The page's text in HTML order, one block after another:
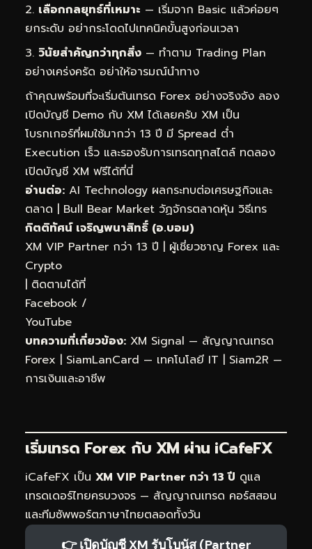
เลือกกลยุทธ์ที่เหมาะ — เริ่มจาก Basic แล้วค่อยๆ
ยกระดับ อย่ากระโดดไปเทคนิคขั้นสูงก่อนเวลา
วินัยสำคัญกว่าทุกสิ่ง — ทำตาม Trading Plan
อย่างเคร่งครัด อย่าให้อารมณ์นำทาง
ถ้าคุณพร้อมที่จะเริ่มต้นเทรด Forex อย่างจริงจัง ลอง
เปิดบัญชี Demo กับ XM ได้เลยครับ XM เป็น
โบรกเกอร์ที่ผมใช้มากว่า 13 ปี มี Spread ต่ำ
Execution เร็ว และรองรับการเทรดทุกสไตล์ ทดลอง
เปิดบัญชี XM ฟรีได้ที่นี่
อ่านต่อ: AI Technology ผลกระทบต่อเศรษฐกิจและ
ตลาด | Bull Bear Market วัฏจักรตลาดหุ้น วิธีเทร
กิตติทัศน์ เจริญพนาสิทธิ์ (อ.บอม)
XM VIP Partner กว่า 13 ปี | ผู้เชี่ยวชาญ Forex และ
Crypto
| ติดตามได้ที่
Facebook /
YouTube
บทความที่เกี่ยวข้อง: XM Signal — สัญญาณเทรด
Forex | SiamLanCard — เทคโนโลยี IT | Siam2R —
การเงินและอาชีพ
เริ่มเทรด Forex กับ XM ผ่าน iCafeFX
iCafeFX เป็น XM VIP Partner กว่า 13 ปี ดูแล
เทรดเดอร์ไทยครบวงจร — สัญญาณเทรด คอร์สสอน
และทีมซัพพอร์ตภาษาไทยตลอดทั้งวัน
👉 เปิดบัญชี XM รับโบนัส (Partner